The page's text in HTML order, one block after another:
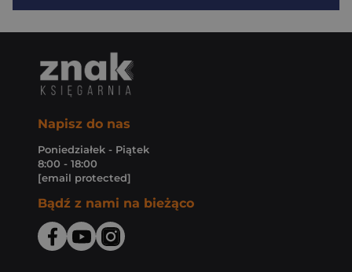
Napisz do nas
Poniedziałek - Piątek
8:00 - 18:00
[email protected]
Bądź z nami na bieżąco